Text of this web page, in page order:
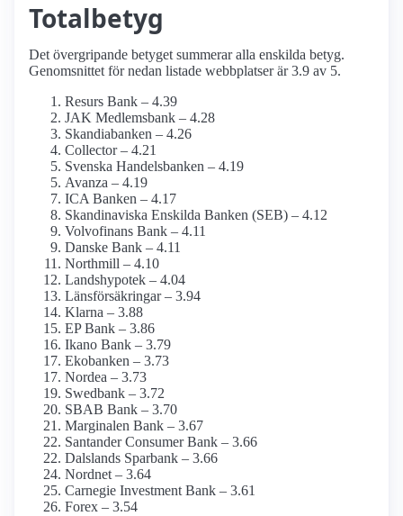
Totalbetyg
Det övergripande betyget summerar alla enskilda betyg.
Genomsnittet för nedan listade webbplatser är 3.9 av 5.
Resurs Bank – 4.39
JAK Medlemsbank – 4.28
Skandiabanken – 4.26
Collector – 4.21
Svenska Handelsbanken – 4.19
Avanza – 4.19
ICA Banken – 4.17
Skandinaviska Enskilda Banken (SEB) – 4.12
Volvofinans Bank – 4.11
Danske Bank – 4.11
Northmill – 4.10
Landshypotek – 4.04
Länsförsäkringar – 3.94
Klarna – 3.88
EP Bank – 3.86
Ikano Bank – 3.79
Ekobanken – 3.73
Nordea – 3.73
Swedbank – 3.72
SBAB Bank – 3.70
Marginalen Bank – 3.67
Santander Consumer Bank – 3.66
Dalslands Sparbank – 3.66
Nordnet – 3.64
Carnegie Investment Bank – 3.61
Forex – 3.54